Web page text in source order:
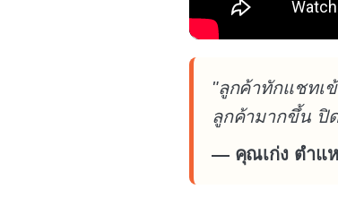
"ลูกค้าทักแชทเ
ลูกค้ามากขึ้น ปิ
— คุณเก่ง ตำแ